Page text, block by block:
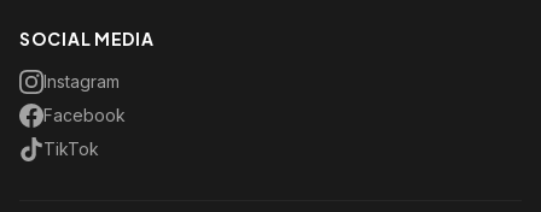
SOCIAL MEDIA
Instagram
Facebook
TikTok